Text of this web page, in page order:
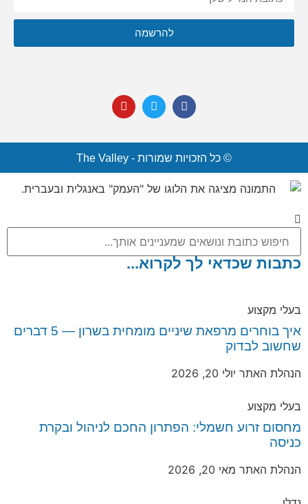
אני מסכימ/ה לקבל תוכן, דברי פרסומות או עדכונים מהחברה או
מצדדים שלישיים לדוא"ל, מסרונים או טלפון.
להרשמה
© כל הזכויות שמורות - The Valley
כתבות שכדאי לך לקרוא...
בעלי מקצוע
איך בוחרים מרפאת שיניים מומחית בשרון — 5 דברים
שחשוב לבדוק
הנהלת האתר יולי 20, 2026
בעלי מקצוע
מחסום זרוע חשמלי: הפתרון החכם לניהול ובקרת
כניסה
הנהלת האתר מאי 20, 2026